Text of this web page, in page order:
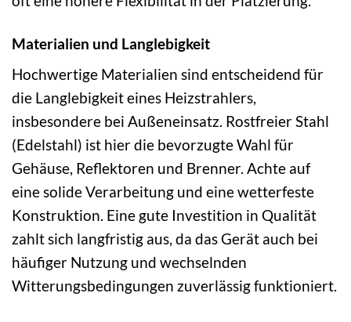
Materialien und Langlebigkeit
Hochwertige Materialien sind entscheidend für
die Langlebigkeit eines Heizstrahlers,
insbesondere bei Außeneinsatz. Rostfreier Stahl
(Edelstahl) ist hier die bevorzugte Wahl für
Gehäuse, Reflektoren und Brenner. Achte auf
eine solide Verarbeitung und eine wetterfeste
Konstruktion. Eine gute Investition in Qualität
zahlt sich langfristig aus, da das Gerät auch bei
häufiger Nutzung und wechselnden
Witterungsbedingungen zuverlässig funktioniert.